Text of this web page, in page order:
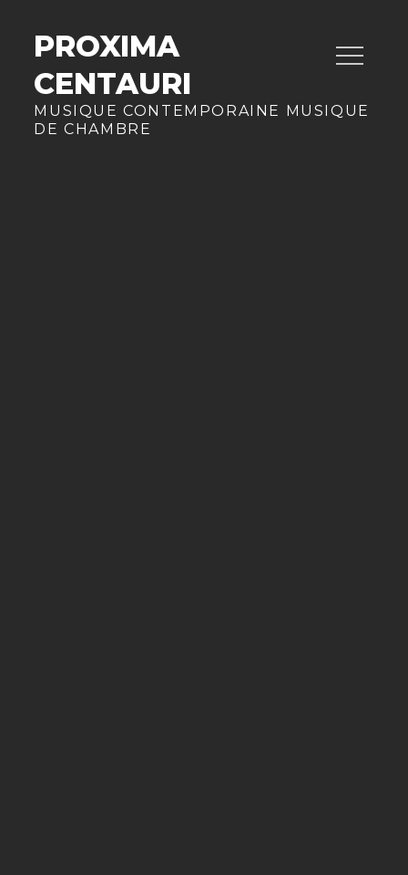
contentPROXIMA
CENTAURI
MUSIQUE CONTEMPORAINE MUSIQUE
DE CHAMBRE